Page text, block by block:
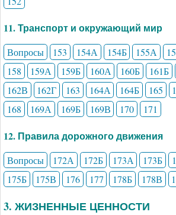
11. Транспорт и окружающий мир
Вопросы 153 154А 154Б 155А
158
159А 159Б 160А 160Б 161Б
162В
162Г 163 164А 164Б 165
168
169А 169Б 169В 170 171
12. Правила дорожного движения
Вопросы 172А 172Б 173А 173Б
175Б
175В 176 177 178Б 178В
3. ЖИЗНЕННЫЕ ЦЕННОСТИ